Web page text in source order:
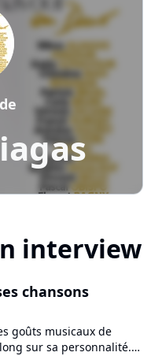
interview
chansons
goûts musicaux de
sur sa personnalité.